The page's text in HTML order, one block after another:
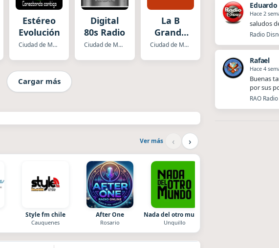
Estéreo
Evolución
Ciudad de Mexico
Digital
80s Radio
Ciudad de Mexico
La B
Grande
de
Ciudad de Mexico
Cargar más
Ver más ‹ ›
Style fm chile
Cauquenes
After One
Rosario
Nada del otro mundo
Unquillo
Hace 2
saludos
Radio
Rafael
Hace 4
Buenas
por sus
RAO